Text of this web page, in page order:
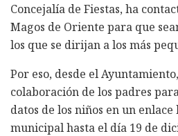
Concejalía de Fiestas, ha
Magos de Oriente para que
los que se dirijan a los más
Por eso, desde el
colaboración de los padres
datos de los niños en un
municipal hasta el día 19 de